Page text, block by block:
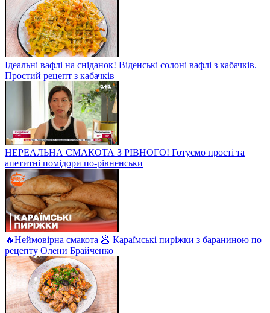
Ідеальні вафлі на сніданок! Віденські солоні вафлі з кабачків.
Простий рецепт з кабачків
НЕРЕАЛЬНА СМАКОТА З РІВНОГО! Готуємо прості та
апетитні помідори по-рівненськи
🔥Неймовірна смакота 🥟 Караїмські пиріжки з бараниною по
рецепту Олени Брайченко